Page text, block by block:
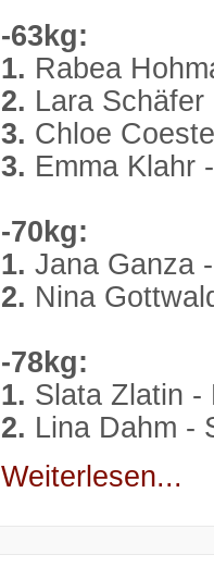
-63kg:
1. Rabea
2. Lara
3. Chloe
3. Emma Klahr
-70kg:
1. Jana Ganza
2. Nina
-78kg:
1. Slata Zlatin -
2. Lina Dahm -
Weiterlesen...